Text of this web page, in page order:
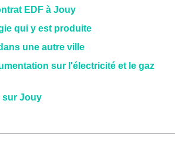
EDF à Jouy
qui y est produite
une autre ville
sur l'électricité et le gaz
sur Jouy